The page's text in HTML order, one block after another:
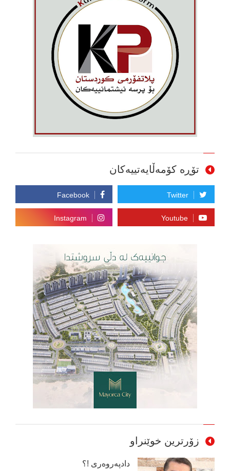
تۆڕە کۆمەڵایەتییەکان
زۆرترین خوێنراو
دادپەروەری !؟